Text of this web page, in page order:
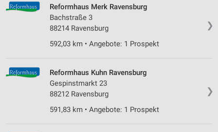
❯
Reformhaus Merk Ravensburg
Bachstraße 3
88214 Ravensburg
592,03 km • Angebote: 1 Prospekt
❯
Reformhaus Kuhn Ravensburg
Gespinstmarkt 23
88212 Ravensburg
591,83 km • Angebote: 1 Prospekt
Erstellung von Profilen für personalisierte
Werbung
Verwendung von Profilen zur Auswahl
personalisierter Werbung
von Inhalten
Verwendung von Profilen zur Auswahl
personalisierter Inhalte